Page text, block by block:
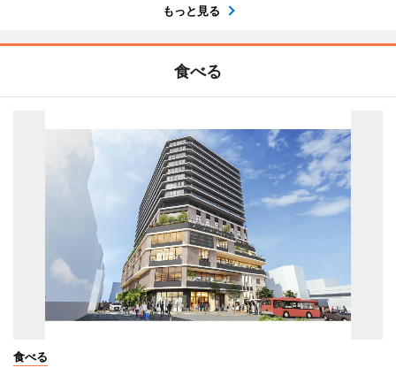
もっと見る
食べる
食べる